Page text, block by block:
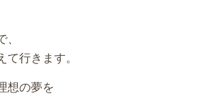
行きます。
想の夢を